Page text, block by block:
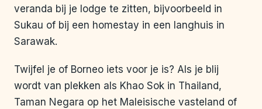
veranda bij je lodge te zitten, bijvoorbeeld in
Sukau of bij een homestay in een langhuis in
Sarawak.
Twijfel je of Borneo iets voor je is? Als je blij
wordt van plekken als Khao Sok in Thailand,
Taman Negara op het Maleisische vasteland of